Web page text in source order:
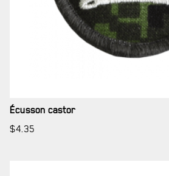
RÉGIMENT
GOUVERNANCE
Écusson castor
$4.35